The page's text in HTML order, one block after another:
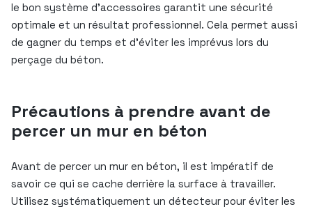
le bon système d’accessoires garantit une sécurité
optimale et un résultat professionnel. Cela permet aussi
de gagner du temps et d’éviter les imprévus lors du
perçage du béton.
Précautions à prendre avant de
percer un mur en béton
Avant de percer un mur en béton, il est impératif de
savoir ce qui se cache derrière la surface à travailler.
Utilisez systématiquement un détecteur pour éviter les